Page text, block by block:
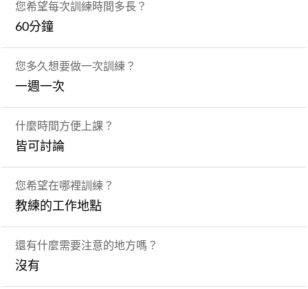
您希望每次訓練時間多長？
60分鐘
您多久想要做一次訓練？
一週一次
什麼時間方便上課？
皆可討論
您希望在哪裡訓練？
教練的工作地點
還有什麼需要注意的地方嗎？
沒有